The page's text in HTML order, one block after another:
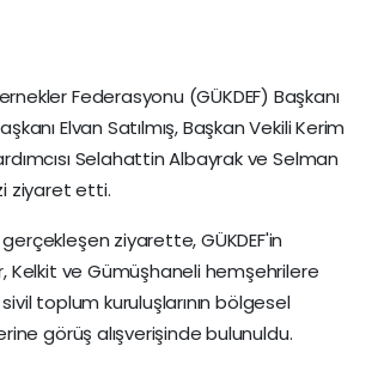
Federasyonu (GÜKDEF) Başkanı
Elvan Satılmış, Başkan Vekili Kerim
Selahattin Albayrak ve Selman
ziyaret etti.
ziyarette, GÜKDEF'in
Kelkit ve Gümüşhaneli hemşehrilere
toplum kuruluşlarının bölgesel
görüş alışverişinde bulunuldu.